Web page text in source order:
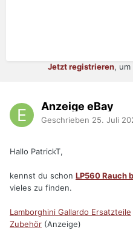
Jetzt registrieren,
Anzeige eBay
Geschrieben 25. Juli
Hallo PatrickT,
kennst du schon LP560 Rauch
vieles zu finden.
Lamborghini Gallardo Ersatzteile
Zubehör (Anzeige)